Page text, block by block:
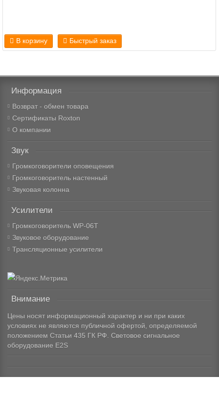
В корзину Быстрый заказ
Информация
Возврат - обмен товара
Сертификаты Roxton
О компании
Звук
Громкоговорители оповещения
Громкоговоритель настенный
Звуковая колонна
Усилители
Громкоговоритель WP-06T
Звуковое оборудование
Трансляционные усилители
Внимание
Цены носят информационный характер и ни при каких
условиях не являются публичной офертой, определяемой
положением Статьи 435 ГК РФ. Световое сигнальное
оборудование E2S